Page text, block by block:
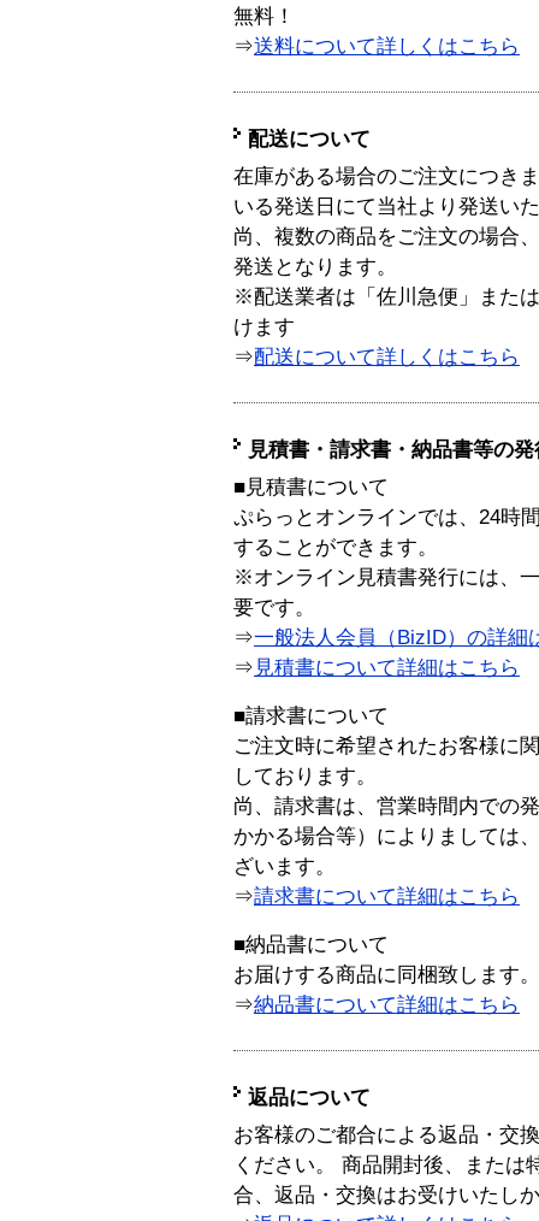
無料！
⇒送料について詳しくはこちら
配送について
在庫がある場合のご注文につき
いる発送日にて当社より発送い
尚、複数の商品をご注文の場合
発送となります。
※配送業者は「佐川急便」また
けます
⇒配送について詳しくはこちら
見積書・請求書・納品書等の
■見積書について
ぷらっとオンラインでは、24時
することができます。
※オンライン見積書発行には、
要です。
⇒一般法人会員（BizID）の詳細
⇒ 見積書について詳細はこちら
■請求書について
ご注文時に希望されたお客様に
しております。
尚、請求書は、営業時間内での
かかる場合等）によりましては
ざいます。
⇒請求書について詳細はこちら
■納品書について
お届けする商品に同梱致します。
⇒納品書について詳細はこちら
返品について
お客様のご都合による返品・交
ください。 商品開封後、または
合、返品・交換はお受けいたし